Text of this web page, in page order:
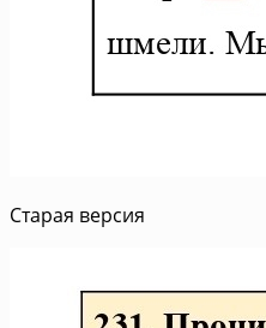
Старая версия